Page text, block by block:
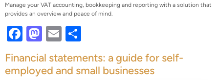
Manage your VAT accounting, bookkeeping and reporting with a solution that
provides an overview and peace of mind.
Facebook
Mastodon
Email
Financial statements: a guide for self-
employed and small businesses